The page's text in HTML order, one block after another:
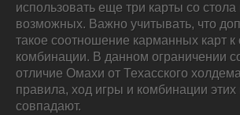
использовать еще три карты со стола
возможных. Важно учитывать, что
такое соотношение карманных карт
комбинации. В данном ограничении
отличие Омахи от Техасского
правила, ход игры и комбинации этих
совпадают.